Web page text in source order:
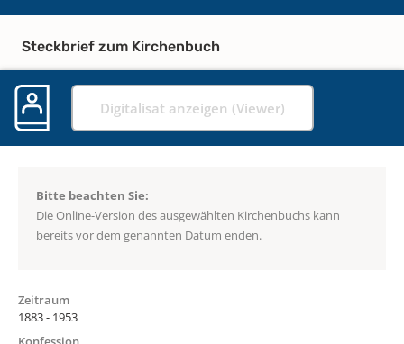
Steckbrief zum Kirchenbuch
Digitalisat anzeigen (Viewer)
Bitte beachten Sie:
Die Online-Version des ausgewählten Kirchenbuchs kann
bereits vor dem genannten Datum enden.
Zeitraum
1883 - 1953